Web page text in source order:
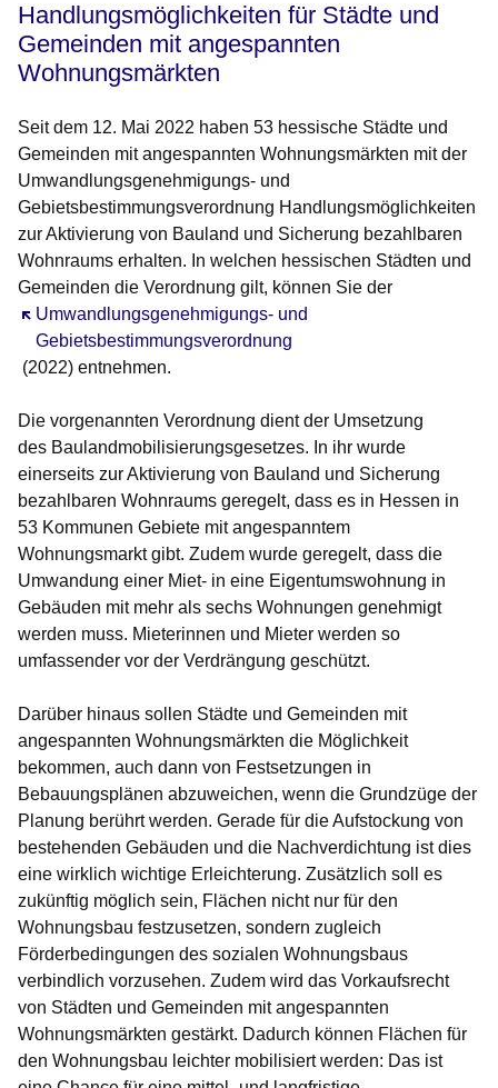
Handlungsmöglichkeiten für Städte und
Gemeinden mit angespannten
Wohnungsmärkten
Seit dem 12. Mai 2022 haben 53 hessische Städte und
Gemeinden mit angespannten Wohnungsmärkten mit der
Umwandlungsgenehmigungs- und
Gebietsbestimmungsverordnung Handlungsmöglichkeiten
zur Aktivierung von Bauland und Sicherung bezahlbaren
Wohnraums erhalten. In welchen hessischen Städten und
Gemeinden die Verordnung gilt, können Sie der
Umwandlungsgenehmigungs- und
Gebietsbestimmungsverordnung
Öffnet sich in einem neuen Fenster
(2022) entnehmen.
Die vorgenannten Verordnung dient der Umsetzung
des Baulandmobilisierungsgesetzes. In ihr wurde
einerseits zur Aktivierung von Bauland und Sicherung
bezahlbaren Wohnraums geregelt, dass es in Hessen in
53 Kommunen Gebiete mit angespanntem
Wohnungsmarkt gibt. Zudem wurde geregelt, dass die
Umwandung einer Miet- in eine Eigentumswohnung in
Gebäuden mit mehr als sechs Wohnungen genehmigt
werden muss. Mieterinnen und Mieter werden so
umfassender vor der Verdrängung geschützt.
Darüber hinaus sollen Städte und Gemeinden mit
angespannten Wohnungsmärkten die Möglichkeit
bekommen, auch dann von Festsetzungen in
Bebauungsplänen abzuweichen, wenn die Grundzüge der
Planung berührt werden. Gerade für die Aufstockung von
bestehenden Gebäuden und die Nachverdichtung ist dies
eine wirklich wichtige Erleichterung. Zusätzlich soll es
zukünftig möglich sein, Flächen nicht nur für den
Wohnungsbau festzusetzen, sondern zugleich
Förderbedingungen des sozialen Wohnungsbaus
verbindlich vorzusehen. Zudem wird das Vorkaufsrecht
von Städten und Gemeinden mit angespannten
Wohnungsmärkten gestärkt. Dadurch können Flächen für
den Wohnungsbau leichter mobilisiert werden: Das ist